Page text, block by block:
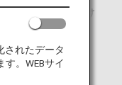
でもご確認いただけ
されたデータ
。WEBサイ